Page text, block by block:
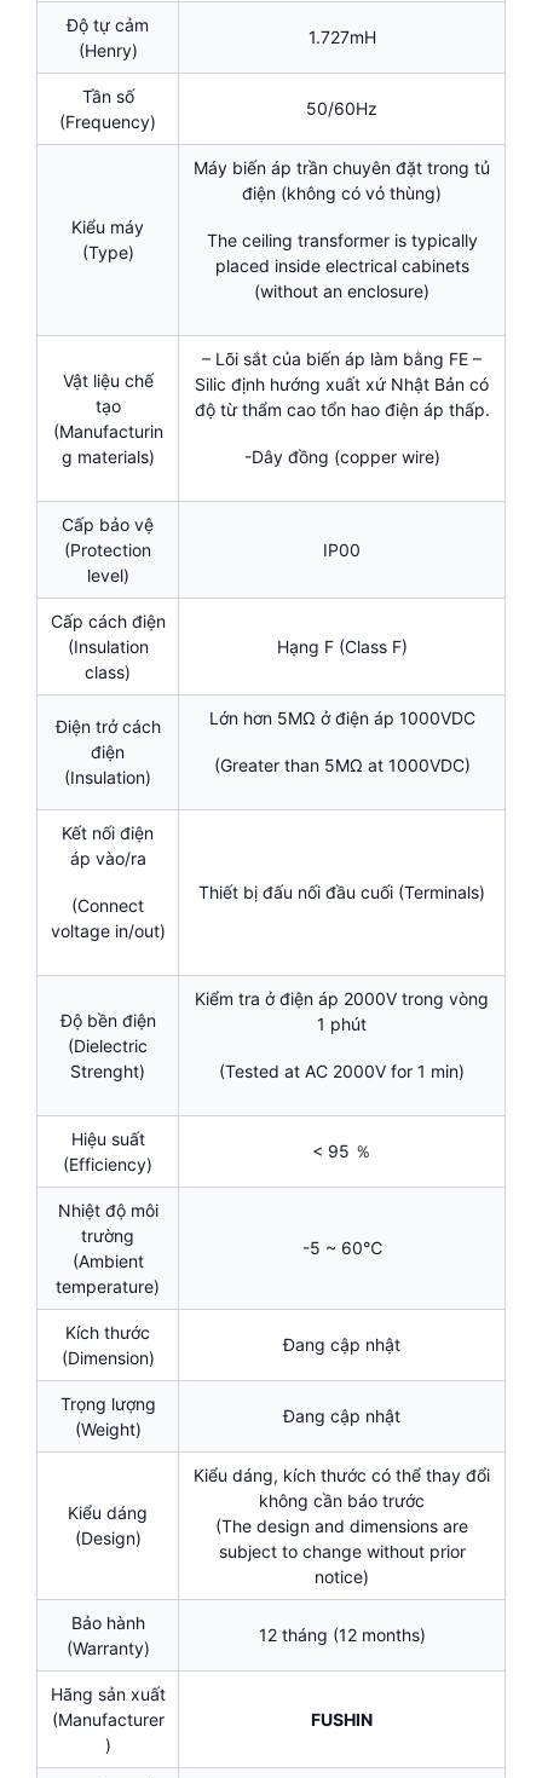
Độ tự cảm
(Henry)
1.727mH
Tần số
(Frequency)
50/60Hz
Kiểu máy
(Type)
Máy biến áp trần chuyên đặt trong tủ
điện (không có vỏ thùng)
The ceiling transformer is typically
placed inside electrical cabinets
(without an enclosure)
Vật liệu chế
tạo
(Manufacturin
g materials)
– Lõi sắt của biến áp làm bằng FE –
Silic định hướng xuất xứ Nhật Bản có
độ từ thẩm cao tổn hao điện áp thấp.
-Dây đồng (copper wire)
Cấp bảo vệ
(Protection
level)
IP00
Cấp cách điện
(Insulation
class)
Hạng F (Class F)
Điện trở cách
điện
(Insulation)
Lớn hơn 5MΩ ở điện áp 1000VDC
(Greater than 5MΩ at 1000VDC)
Kết nối điện
áp vào/ra
(Connect
voltage in/out)
Thiết bị đấu nối đầu cuối (Terminals)
Độ bền điện
(Dielectric
Strenght)
Kiểm tra ở điện áp 2000V trong vòng
1 phút
(Tested at AC 2000V for 1 min)
Hiệu suất
(Efficiency)
< 95 ％
Nhiệt độ môi
trường
(Ambient
temperature)
-5 ~ 60℃
Kích thước
(Dimension)
Đang cập nhật
Trọng lượng
(Weight)
Đang cập nhật
Kiểu dáng
(Design)
Kiểu dáng, kích thước có thể thay đổi
không cần báo trước
(The design and dimensions are
subject to change without prior
notice)
Bảo hành
(Warranty)
12 tháng (12 months)
Hãng sản xuất
(Manufacturer
)
FUSHIN